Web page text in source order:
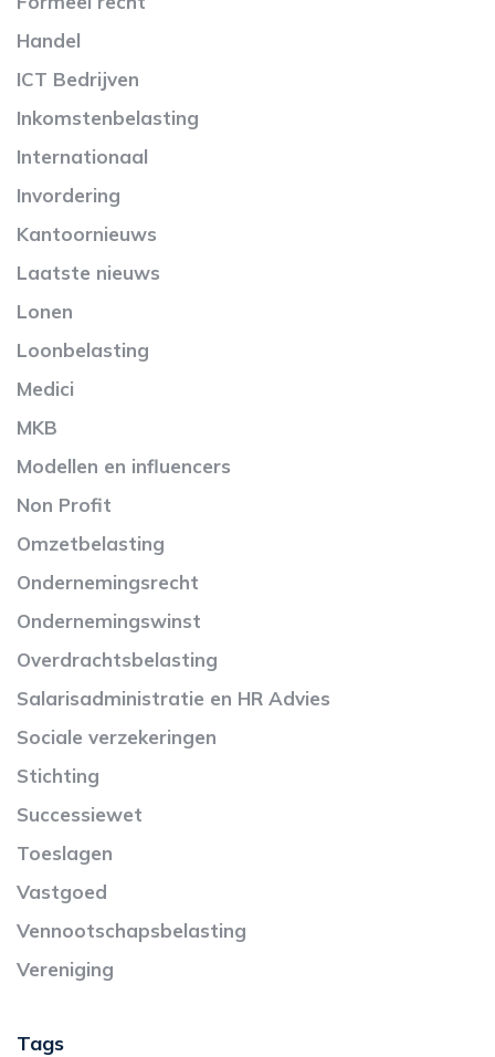
Handel
ICT Bedrijven
Inkomstenbelasting
Internationaal
Invordering
Kantoornieuws
Laatste nieuws
Lonen
Loonbelasting
Medici
MKB
Modellen en influencers
Non Profit
Omzetbelasting
Ondernemingsrecht
Ondernemingswinst
Overdrachtsbelasting
Salarisadministratie en HR Advies
Sociale verzekeringen
Stichting
Successiewet
Toeslagen
Vastgoed
Vennootschapsbelasting
Vereniging
Tags